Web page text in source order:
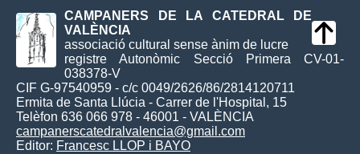
CAMPANERS DE LA CATEDRAL DE
VALÈNCIA
associació cultural sense ànim de lucre
registre Autonòmic Secció Primera CV-01-
038378-V
CIF G-97540959 - c/c 0049/2626/86/2814120711
Ermita de Santa Llúcia - Carrer de l'Hospital, 15
Telèfon 636 066 978 - 46001 - VALÈNCIA
campanerscatedralvalencia@gmail.com
Editor: Francesc LLOP i BAYO